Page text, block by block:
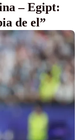
– Egipt:
de el”